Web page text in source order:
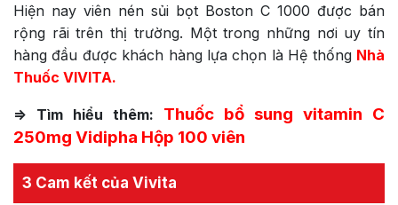
Hiện nay viên nén sủi bọt Boston C 1000 được bán
rộng rãi trên thị trường. Một trong những nơi uy tín
hàng đầu được khách hàng lựa chọn là Hệ thống Nhà
Thuốc VIVITA.
=> Tìm hiểu thêm: Thuốc bổ sung vitamin C
250mg Vidipha Hộp 100 viên
3 Cam kết của Vivita